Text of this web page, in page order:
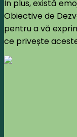
În plus, există
Obiective de
pentru a vă
ce privește